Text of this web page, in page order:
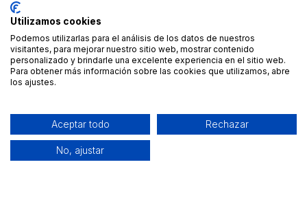
Utilizamos cookies
Podemos utilizarlas para el análisis de los datos de nuestros
visitantes, para mejorar nuestro sitio web, mostrar contenido
personalizado y brindarle una excelente experiencia en el sitio web.
Para obtener más información sobre las cookies que utilizamos, abre
los ajustes.
Aceptar todo Rechazar
No, ajustar